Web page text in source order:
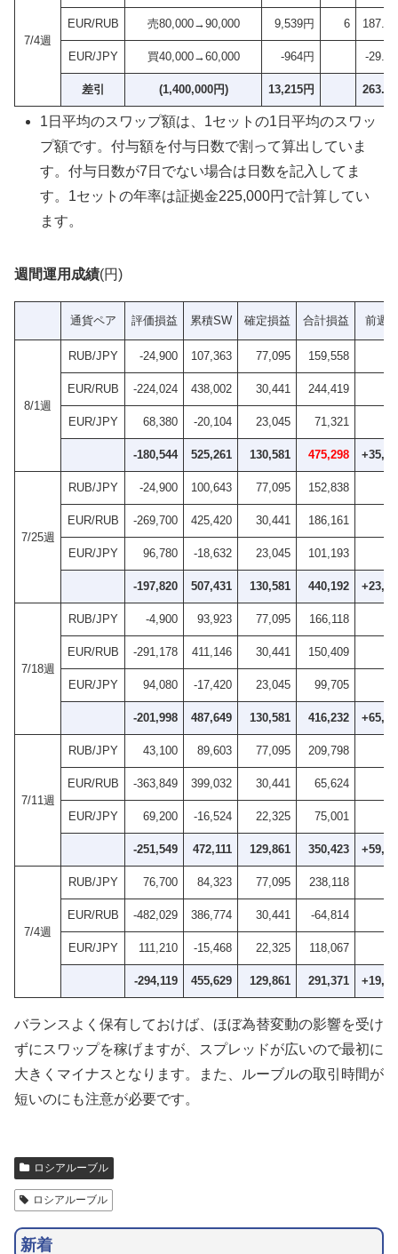
7/4週
EUR/RUB 売80,000→90,000 9,539円 6
EUR/JPY 買40,000→60,000 -964円 -
差引 (1,400,000円) 13,215円
1日平均のスワップ額は、1セットの1日平均のスワッ
プ額です。付与額を付与日数で割って算出していま
す。付与日数が7日でない場合は日数を記入してま
す。1セットの年率は証拠金225,000円で計算してい
ます。
週間運用成績(円)
通貨ペア 評価損益 累積SW 確定損益 合計損益 前週
8/1週
RUB/JPY -24,900 107,363 77,095 159,558
EUR/RUB -224,024 438,002 30,441 244,419
EUR/JPY 68,380 -20,104 23,045 71,321
-180,544 525,261 130,581 475,298
7/25週
RUB/JPY -24,900 100,643 77,095 152,838
EUR/RUB -269,700 425,420 30,441 186,161
EUR/JPY 96,780 -18,632 23,045 101,193
-197,820 507,431 130,581 440,192
7/18週
RUB/JPY -4,900 93,923 77,095 166,118
EUR/RUB -291,178 411,146 30,441 150,409
EUR/JPY 94,080 -17,420 23,045 99,705
-201,998 487,649 130,581 416,232
7/11週
RUB/JPY 43,100 89,603 77,095 209,798
EUR/RUB -363,849 399,032 30,441 65,624
EUR/JPY 69,200 -16,524 22,325 75,001
-251,549 472,111 129,861 350,423
7/4週
RUB/JPY 76,700 84,323 77,095 238,118
EUR/RUB -482,029 386,774 30,441 -64,814
EUR/JPY 111,210 -15,468 22,325 118,067
-294,119 455,629 129,861 291,371
バランスよく保有しておけば、ほぼ為替変動の影響を受け
ずにスワップを稼げますが、スプレッドが広いので最初に
大きくマイナスとなります。また、ルーブルの取引時間が
短いのにも注意が必要です。
ロシアルーブル
ロシアルーブル
新着